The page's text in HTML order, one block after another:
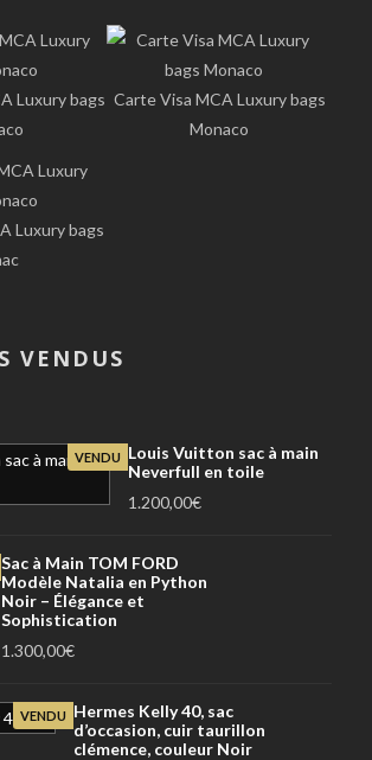
Luxury bags Carte Visa MCA Luxury bags
Monaco
Luxury bags
VENDUS
VENDU
Louis Vuitton sac à main
Neverfull en toile
1.200,00€
Sac à Main TOM FORD
Modèle Natalia en Python
Noir – Élégance et
Sophistication
1.300,00€
VENDU
Hermes Kelly 40, sac
d’occasion, cuir taurillon
clémence, couleur Noir